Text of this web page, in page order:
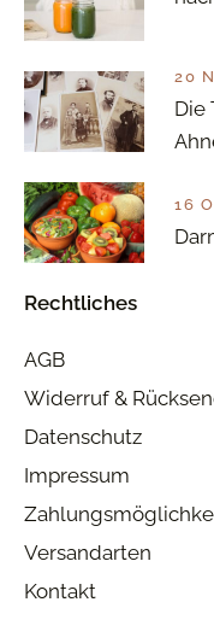
20
Die
16
Rechtliches
AGB
Widerruf &
Datenschutz
Impressum
Versandarten
Kontakt